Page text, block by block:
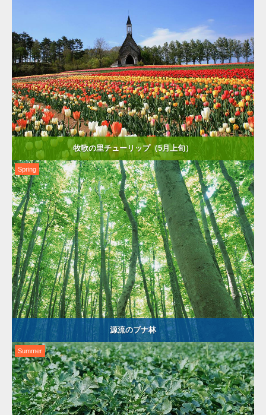
牧歌の里チューリップ（5月上旬）
Spring
源流のブナ林
Summer